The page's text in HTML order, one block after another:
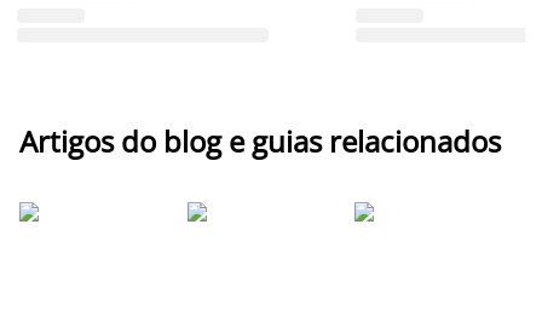
Artigos do blog e guias relacionados